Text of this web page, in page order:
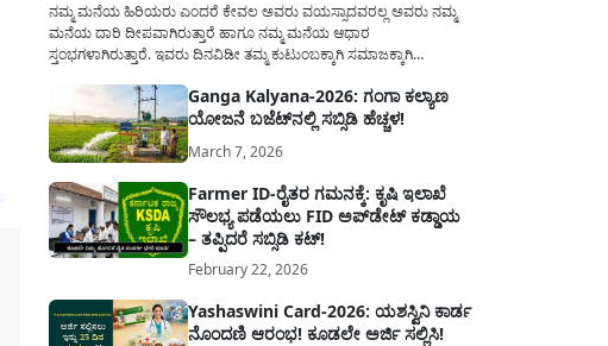
ನಮ್ಮ ಮನೆಯ ಹಿರಿಯರು ಎಂದರೆ ಕೇವಲ ಅವರು ವಯಸ್ಸಾದವರಲ್ಲ ಅವರು ನಮ್ಮ
ಮನೆಯ ದಾರಿ ದೀಪವಾಗಿರುತ್ತಾರೆ ಹಾಗೂ ನಮ್ಮ ಮನೆಯ ಆಧಾರ
ಸ್ತಂಭಗಳಾಗಿರುತ್ತಾರೆ. ಇವರು ದಿನವಿಡೀ ತಮ್ಮ ಕುಟುಂಬಕ್ಕಾಗಿ ಸಮಾಜಕ್ಕಾಗಿ
ನೆಮ್ಮದಿಯಿಂದ ಕಳೆಯಬೇಕೆಂಬುದು ಪ್ರತಿಯೊಬ್ಬರ ಕನಸಾಗಿರುತ್ತದೆ ಆದ್ದರಿಂದ
ಸರ್ಕಾರವು ಹಿರಿಯ ನಾಗರಿಕರ ಗುರುತಿನ ಚೀಟಿ...
Ganga Kalyana-2026: ಗಂಗಾ ಕಲ್ಯಾಣ
ಯೋಜನೆ ಬಜೆಟ್‌ನಲ್ಲಿ ಸಬ್ಸಿಡಿ ಹೆಚ್ಚಳ!
March 7, 2026
Farmer ID-ರೈತರ ಗಮನಕ್ಕೆ: ಕೃಷಿ ಇಲಾಖೆ
ಸೌಲಭ್ಯ ಪಡೆಯಲು FID ಅಪ್‌ಡೇಟ್ ಕಡ್ಡಾಯ
– ತಪ್ಪಿದರೆ ಸಬ್ಸಿಡಿ ಕಟ್!
February 22, 2026
Yashaswini Card-2026: ಯಶಸ್ವಿನಿ ಕಾರ್ಡ
ನೊಂದಣಿ ಆರಂಭ! ಕೂಡಲೇ ಅರ್ಜಿ ಸಲ್ಲಿಸಿ!